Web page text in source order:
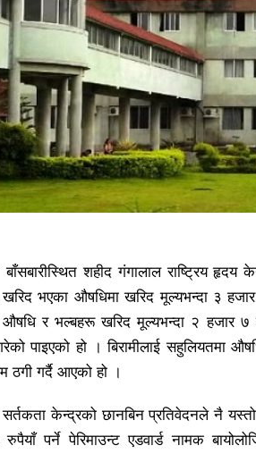
बाँसबारीस्थित शहीद गंगालाल राष्ट्रिय
भएका औषधिमा खरिद मूल्यभन्दा ३
औषधि र भल्बहरू खरिद मूल्यभन्दा २ हजार
पाइएको हो । बिरामीलाई सहुलियतमा
गर्दै आएको हो ।
सर्तकता केन्द्रको छानबिन प्रतिवेदनले नै
पर्ने पेरिमाउन्ट एडवार्ड नामक